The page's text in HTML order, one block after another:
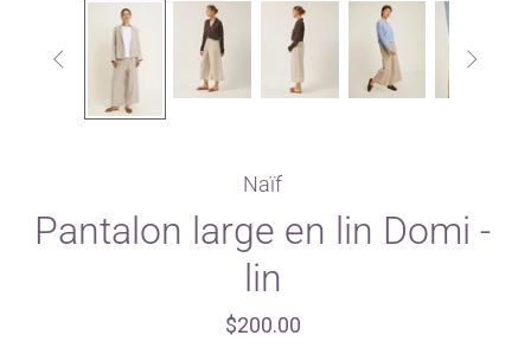
 
Naïf
Pantalon large en lin Domi -
lin
$200.00